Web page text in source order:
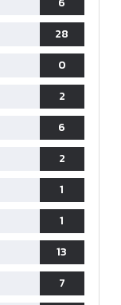
28
0
2
6
2
1
1
13
7
PG
38
38
38